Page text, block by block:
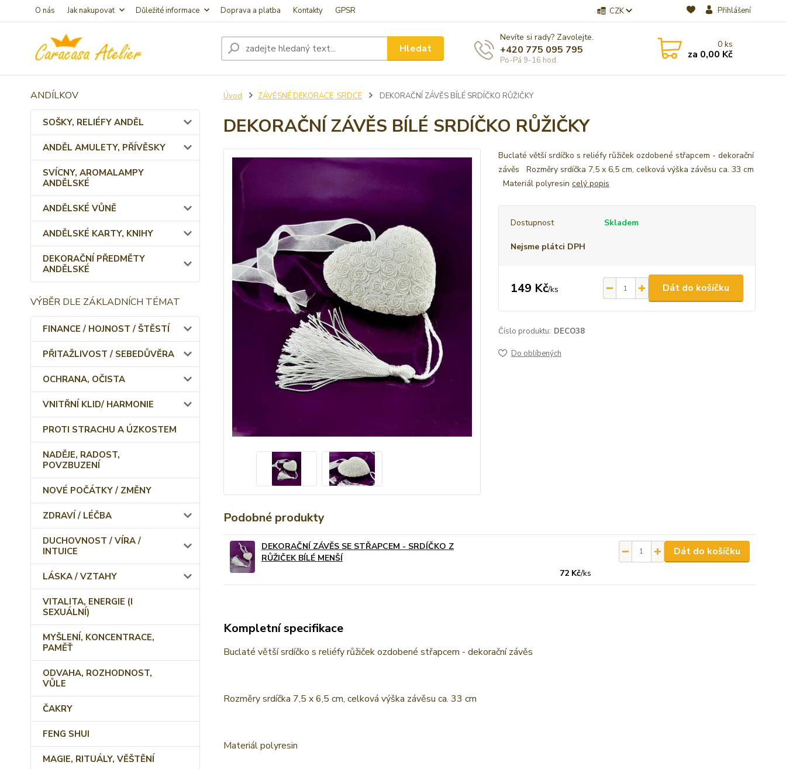
O nás Jak nakupovat Důležité informace Doprava a platba Kontakty GPSR CZK Přihlášení
Hledat
Nevíte si rady? Zavolejte.
+420 775 095 795
Po-Pá 9-16 hod.
0ks
za 0,00 Kč
ANDÍLKOV
SOŠKY, RELIÉFY ANDĚL
ANDĚL AMULETY, PŘÍVĚSKY
SVÍCNY, AROMALAMPY
ANDĚLSKÉ
ANDĚLSKÉ VŮNĚ
ANDĚLSKÉ KARTY, KNIHY
DEKORAČNÍ PŘEDMĚTY
ANDĚLSKÉ
VÝBĚR DLE ZÁKLADNÍCH TÉMAT
FINANCE / HOJNOST / ŠTĚSTÍ
PŘITAŽLIVOST / SEBEDŮVĚRA
OCHRANA, OČISTA
VNITŘNÍ KLID/ HARMONIE
PROTI STRACHU A ÚZKOSTEM
NADĚJE, RADOST,
POVZBUZENÍ
NOVÉ POČÁTKY / ZMĚNY
ZDRAVÍ / LÉČBA
DUCHOVNOST / VÍRA /
INTUICE
LÁSKA / VZTAHY
VITALITA, ENERGIE (I
SEXUÁLNÍ)
MYŠLENÍ, KONCENTRACE,
PAMĚŤ
ODVAHA, ROZHODNOST,
VŮLE
ČAKRY
FENG SHUI
MAGIE, RITUÁLY, VĚŠTĚNÍ
Úvod ZÁVĚSNÉ DEKORACE, SRDCE DEKORAČNÍ ZÁVĚS BÍLÉ SRDÍČKO RŮŽIČKY
DEKORAČNÍ ZÁVĚS BÍLÉ SRDÍČKO RŮŽIČKY
Buclaté větší srdíčko s reliéfy růžiček ozdobené střapcem - dekorační
závěs Rozměry srdíčka 7,5 x 6,5 cm, celková výška závěsu ca. 33 cm
Materiál polyresin celý popis
Dostupnost Skladem
Nejsme plátci DPH
149 Kč/ks Dát do košíčku
Číslo produktu: DECO38
Do oblíbených
Podobné produkty
DEKORAČNÍ ZÁVĚS SE STŘAPCEM - SRDÍČKO Z
RŮŽIČEK BÍLÉ MENŠÍ
72 Kč/ks
Dát do košíčku
Kompletní specifikace
Buclaté větší srdíčko s reliéfy růžiček ozdobené střapcem - dekorační závěs
Rozměry srdíčka 7,5 x 6,5 cm, celková výška závěsu ca. 33 cm
Materiál polyresin